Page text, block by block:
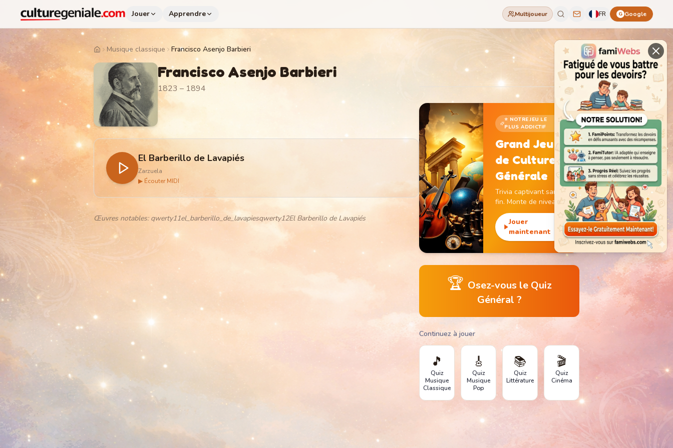
Jouer Apprendre Multijoueur FR G Google
HomeMusique classique Francisco Asenjo Barbieri
Francisco Asenjo Barbieri
1823 – 1894
El Barberillo de Lavapiés
Zarzuela
▶ Écouter MIDI
Œuvres notables: qwerty11el_barberillo_de_lavapiesqwerty12El Barberillo de Lavapiés
⭐ NOTRE JEU LE
PLUS ADDICTIF
Grand Jeu
de Culture
Générale
Trivia captivant sans
fin. Monte de niveau,
gagne des pièces et
débloque des
monuments
emblématiques.
Jouer
maintenant
🏆 Osez-vous le Quiz
Général ?
Continuez à jouer
🎵
Quiz
Musique
Classique
🎸
Quiz
Musique
Pop
📚
Quiz
Littérature
🎬
Quiz
Cinéma